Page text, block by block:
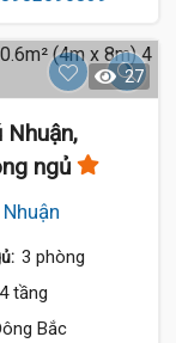
27
Nhuận,
ngủ
3 phòng
4 tầng
Bắc